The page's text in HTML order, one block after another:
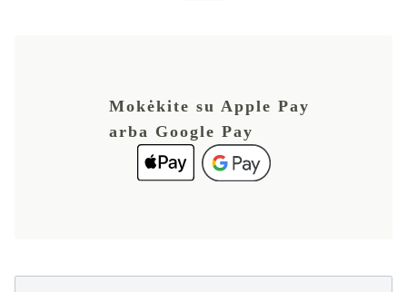
Mokėkite su Apple Pay
arba Google Pay